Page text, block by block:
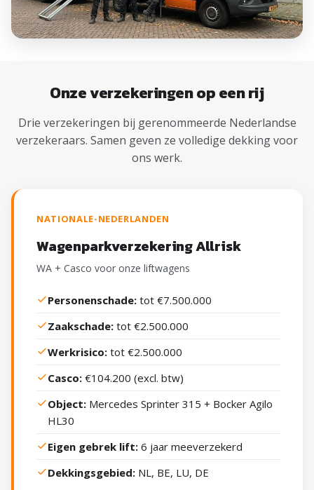
Onze verzekeringen op een rij
Drie verzekeringen bij gerenommeerde Nederlandse
verzekeraars. Samen geven ze volledige dekking voor
ons werk.
NATIONALE-NEDERLANDEN
Wagenparkverzekering Allrisk
WA + Casco voor onze liftwagens
Personenschade: tot €7.500.000
Zaakschade: tot €2.500.000
Werkrisico: tot €2.500.000
Casco: €104.200 (excl. btw)
Object: Mercedes Sprinter 315 + Bocker Agilo
HL30
Eigen gebrek lift: 6 jaar meeverzekerd
Dekkingsgebied: NL, BE, LU, DE